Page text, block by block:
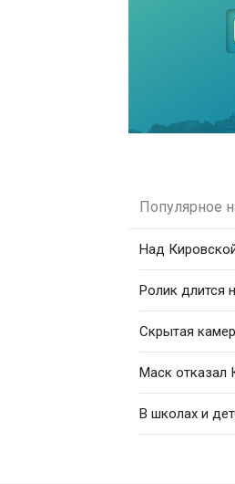
Популярное
Над
Ролик длится
Скрытая
Маск отказал
В школах и